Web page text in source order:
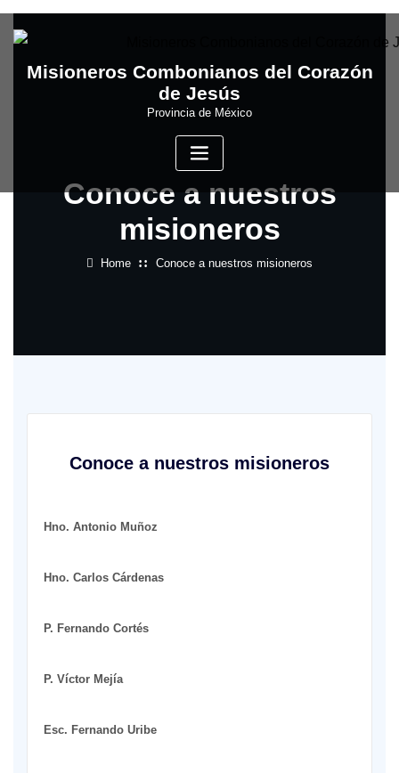
to
Misioneros Combonianos del Corazón
de Jesús
Provincia de México
Conoce a nuestros
misioneros
Home Conoce a nuestros misioneros
Conoce a nuestros misioneros
Hno. Antonio Muñoz
Hno. Carlos Cárdenas
P. Fernando Cortés
P. Víctor Mejía
Esc. Fernando Uribe